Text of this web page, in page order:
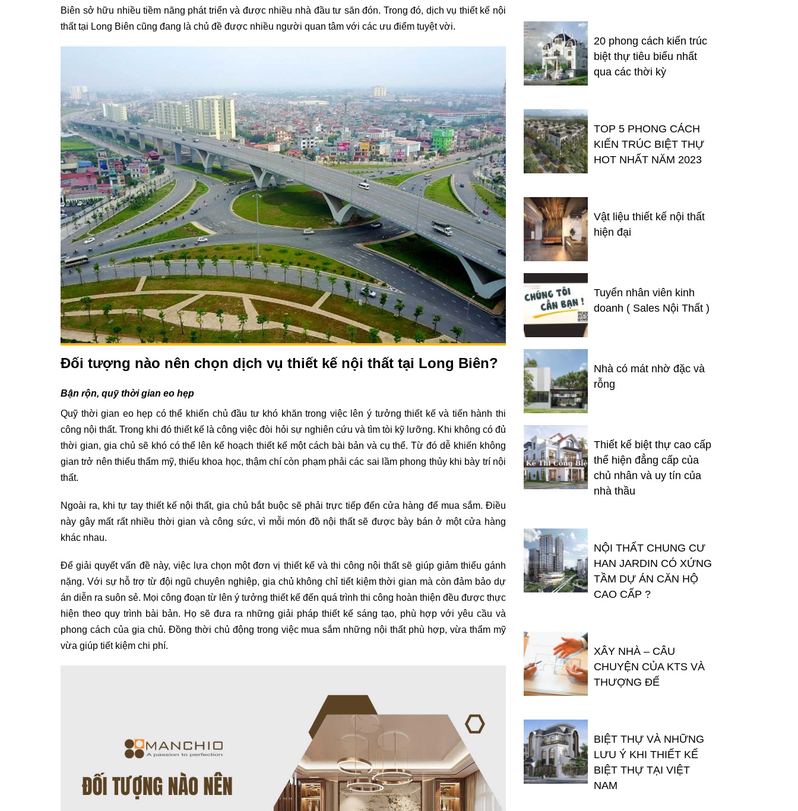
Biên sở hữu nhiều tiềm năng phát triển và được nhiều nhà đầu tư săn đón. Trong đó, dịch vụ thiết kế nội
thất tại Long Biên cũng đang là chủ đề được nhiều người quan tâm với các ưu điểm tuyệt vời.
Đối tượng nào nên chọn dịch vụ thiết kế nội thất tại Long Biên?
Bận rộn, quỹ thời gian eo hẹp
Quỹ thời gian eo hẹp có thể khiến chủ đầu tư khó khăn trong việc lên ý tưởng thiết kế và tiến hành thi
công nội thất. Trong khi đó thiết kế là công việc đòi hỏi sự nghiên cứu và tìm tòi kỹ lưỡng. Khi không có đủ
thời gian, gia chủ sẽ khó có thể lên kế hoạch thiết kế một cách bài bản và cụ thể. Từ đó dễ khiến không
gian trở nên thiếu thẩm mỹ, thiếu khoa học, thậm chí còn phạm phải các sai lầm phong thủy khi bày trí nội
thất.
Ngoài ra, khi tự tay thiết kế nội thất, gia chủ bắt buộc sẽ phải trực tiếp đến cửa hàng để mua sắm. Điều
này gây mất rất nhiều thời gian và công sức, vì mỗi món đồ nội thất sẽ được bày bán ở một cửa hàng
khác nhau.
Để giải quyết vấn đề này, việc lựa chọn một đơn vị thiết kế và thi công nội thất sẽ giúp giảm thiểu gánh
nặng. Với sự hỗ trợ từ đội ngũ chuyên nghiệp, gia chủ không chỉ tiết kiệm thời gian mà còn đảm bảo dự
án diễn ra suôn sẻ. Mọi công đoạn từ lên ý tưởng thiết kế đến quá trình thi công hoàn thiện đều được thực
hiện theo quy trình bài bản. Họ sẽ đưa ra những giải pháp thiết kế sáng tạo, phù hợp với yêu cầu và
phong cách của gia chủ. Đồng thời chủ động trong việc mua sắm những nội thất phù hợp, vừa thẩm mỹ
vừa giúp tiết kiệm chi phí.
20 phong cách kiến trúc
biệt thự tiêu biểu nhất
qua các thời kỳ
TOP 5 PHONG CÁCH
KIẾN TRÚC BIỆT THỰ
HOT NHẤT NĂM 2023
Vật liệu thiết kế nội thất
hiện đại
Tuyển nhân viên kinh
doanh ( Sales Nội Thất )
Nhà có mát nhờ đặc và
rỗng
Thiết kế biệt thự cao cấp
thể hiện đẳng cấp của
chủ nhân và uy tín của
nhà thầu
NỘI THẤT CHUNG CƯ
HAN JARDIN CÓ XỨNG
TẦM DỰ ÁN CĂN HỘ
CAO CẤP ?
XÂY NHÀ – CÂU
CHUYỆN CỦA KTS VÀ
THƯỢNG ĐẾ
BIỆT THỰ VÀ NHỮNG
LƯU Ý KHI THIẾT KẾ
BIỆT THỰ TẠI VIỆT
NAM